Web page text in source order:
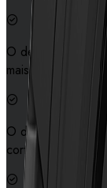
O desenho
mais uniforme,
O design
corte e garante a